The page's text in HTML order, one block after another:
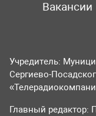
Вакансии
Учредитель:
Сергиево-
Главный редактор: